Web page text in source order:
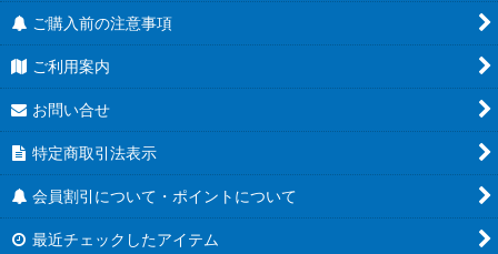
ご購入前の注意事項
ご利用案内
お問い合せ
特定商取引法表示
会員割引について・ポイントについて
最近チェックしたアイテム